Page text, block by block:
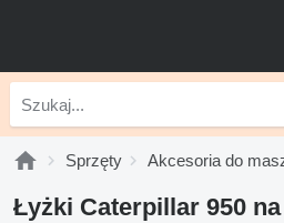
Sprzęty Akcesoria do
Łyżki Caterpillar 950